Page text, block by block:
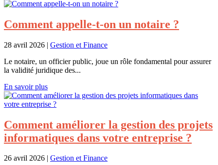
Comment appelle-t-on un notaire ?
28 avril 2026 | Gestion et Finance
Le notaire, un officier public, joue un rôle fondamental pour assurer
la validité juridique des...
En savoir plus
Comment améliorer la gestion des projets
informatiques dans votre entreprise ?
26 avril 2026 | Gestion et Finance